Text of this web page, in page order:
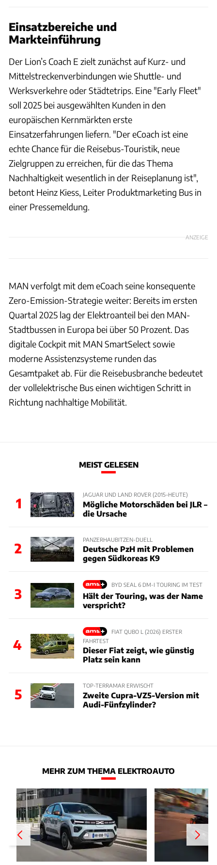
Einsatzbereiche und
Markteinführung
Der Lion’s Coach E zielt zunächst auf Kurz- und
Mittelstreckenverbindungen wie Shuttle- und
Werksverkehre oder Städtetrips. Eine "Early Fleet"
soll 2025 bei ausgewählten Kunden in den
europäischen Kernmärkten erste
Einsatzerfahrungen liefern. "Der eCoach ist eine
echte Chance für die Reisebus-Touristik, neue
Zielgruppen zu erreichen, für die das Thema
Nachhaltigkeit wesentlich in der Reiseplanung ist",
betont Heinz Kiess, Leiter Produktmarketing Bus in
einer Pressemeldung.
ANZEIGE
MAN verfolgt mit dem eCoach seine konsequente
Zero-Emission-Strategie weiter: Bereits im ersten
Quartal 2025 lag der Elektroanteil bei den MAN-
Stadtbussen in Europa bei über 50 Prozent. Das
digitale Cockpit mit MAN SmartSelect sowie
moderne Assistenzsysteme runden das
Gesamtpaket ab. Für die Reisebusbranche bedeutet
der vollelektrische Bus einen wichtigen Schritt in
Richtung nachhaltige Mobilität.
MEIST GELESEN
1
JAGUAR UND LAND ROVER (2015–HEUTE)
Mögliche Motorschäden bei JLR –
die Ursache
2
PANZERHAUBITZEN-DUELL
Deutsche PzH mit Problemen
gegen Südkoreas K9
3
BYD SEAL 6 DM-I TOURING IM TEST
Hält der Touring, was der Name
verspricht?
4
FIAT QUBO L (2026) ERSTER
FAHRTEST
Dieser Fiat zeigt, wie günstig
Platz sein kann
5
TOP-TERRAMAR ERWISCHT
Zweite Cupra-VZ5-Version mit
Audi-Fünfzylinder?
MEHR ZUM THEMA ELEKTROAUTO